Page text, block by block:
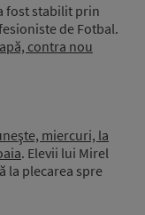
fost stabilit prin
de Fotbal.
contra nou
miercuri, la
. Elevii lui Mirel
la plecarea spre